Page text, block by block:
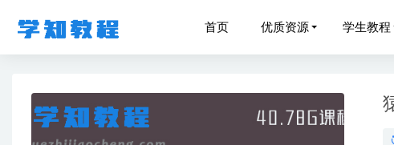
首页 优质资源 学生教程